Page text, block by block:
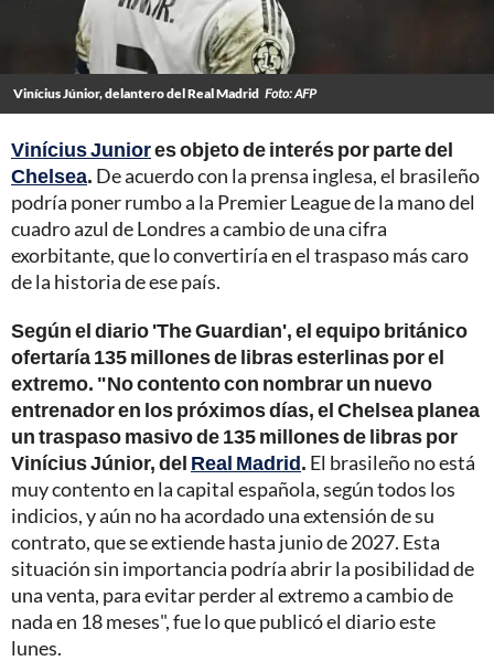
Vinícius Júnior, delantero del Real Madrid Foto: AFP
Vinícius Juniores objeto de interés por parte del
Chelsea. De acuerdo con la prensa inglesa, el brasileño
podría poner rumbo a la Premier League de la mano del
cuadro azul de Londres a cambio de una cifra
exorbitante, que lo convertiría en el traspaso más caro
de la historia de ese país.
Según el diario 'The Guardian', el equipo británico
ofertaría 135 millones de libras esterlinas por el
extremo. "No contento con nombrar un nuevo
entrenador en los próximos días, el Chelsea planea
un traspaso masivo de 135 millones de libras por
Vinícius Júnior, del Real Madrid. El brasileño no está
muy contento en la capital española, según todos los
indicios, y aún no ha acordado una extensión de su
contrato, que se extiende hasta junio de 2027. Esta
situación sin importancia podría abrir la posibilidad de
una venta, para evitar perder al extremo a cambio de
nada en 18 meses", fue lo que publicó el diario este
lunes.